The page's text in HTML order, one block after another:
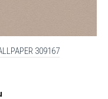
309167